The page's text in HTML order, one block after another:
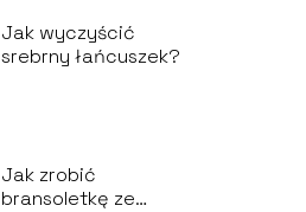
Jak wyczyścić
srebrny łańcuszek?
Jak zrobić
bransoletkę ze